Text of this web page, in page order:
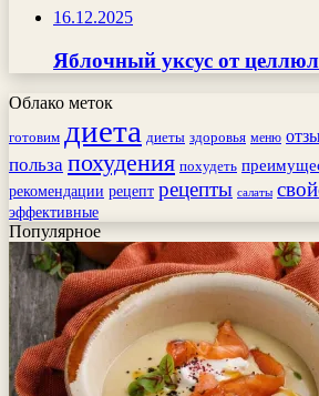
16.12.2025
Яблочный уксус от
Облако меток
готовим диета диеты здоровья меню
польза похудения похудеть
рекомендации рецепт рецепты салаты
эффективные
Популярное